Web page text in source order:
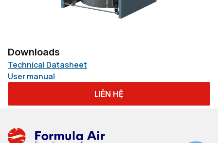
Downloads
Technical Datasheet
User manual
LIÊN HỆ